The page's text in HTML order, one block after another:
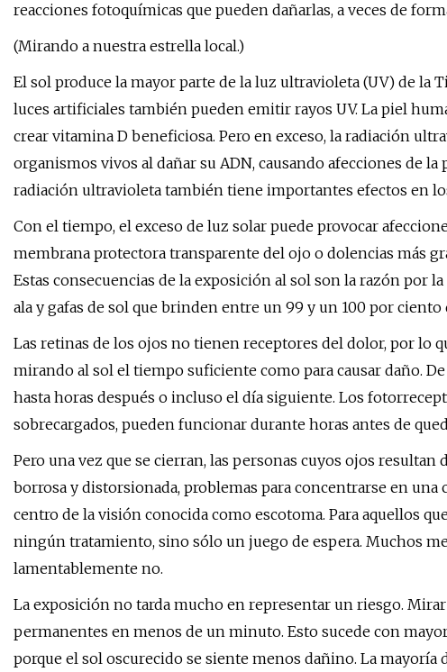
reacciones fotoquímicas que pueden dañarlas, a veces de
(Mirando a nuestra estrella local.)
El sol produce la mayor parte de la luz ultravioleta (UV) de la
luces artificiales también pueden emitir rayos UV. La piel
crear vitamina D beneficiosa. Pero en exceso, la radiación
organismos vivos al dañar su ADN, causando afecciones de la
radiación ultravioleta también tiene importantes efectos en
Con el tiempo, el exceso de luz solar puede provocar
membrana protectora transparente del ojo o dolencias más
Estas consecuencias de la exposición al sol son la razón por
ala y gafas de sol que brinden entre un 99 y un 100 por
Las retinas de los ojos no tienen receptores del dolor, por lo
mirando al sol el tiempo suficiente como para causar daño.
hasta horas después o incluso el día siguiente. Los
sobrecargados, pueden funcionar durante horas antes de
Pero una vez que se cierran, las personas cuyos ojos
borrosa y distorsionada, problemas para concentrarse en una
centro de la visión conocida como escotoma. Para aquellos
ningún tratamiento, sino sólo un juego de espera. Muchos
lamentablemente no.
La exposición no tarda mucho en representar un riesgo.
permanentes en menos de un minuto. Esto sucede con
porque el sol oscurecido se siente menos dañino. La mayoría